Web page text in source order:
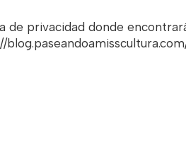
de privacidad donde